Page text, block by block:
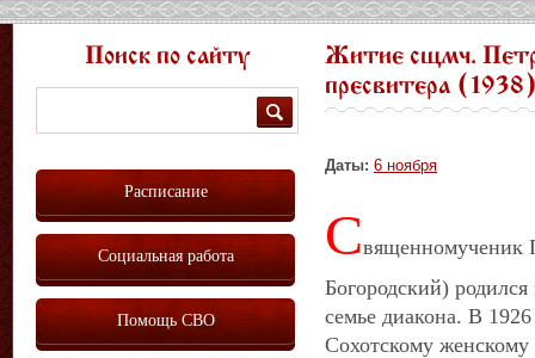
Житие сщмч.
пресвитера
Даты: 6 ноября
Священномученик
Богородский)
семье диакона. В
Сохотскому
Поиск по сайту
Расписание
Социальная работа
Помощь СВО